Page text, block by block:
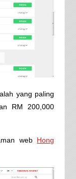
yang paling
RM 200,000
web Hong